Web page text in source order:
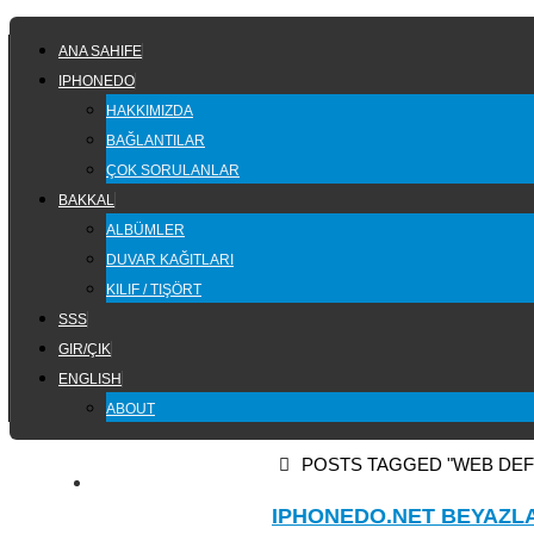
Skip
content
SKIP
CONTENT
ANA SAHIFE
IPHONEDO
HAKKIMIZDA
BAĞLANTILAR
ÇOK SORULANLAR
BAKKAL
ALBÜMLER
DUVAR KAĞITLARI
KILIF / TIŞÖRT
SSS
GIR/ÇIK
ENGLISH
ABOUT
HOMEPOSTS TAGGED "WEB
IPHONEDO.NET